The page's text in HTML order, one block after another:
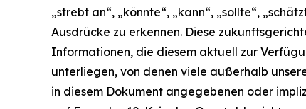
„strebt an“, „könnte“, „kann“, „sollte“,
Ausdrücke zu erkennen. Diese
Informationen, die diesem aktuell zur
unterliegen, von denen viele außerhalb
in diesem Dokument angegebenen oder